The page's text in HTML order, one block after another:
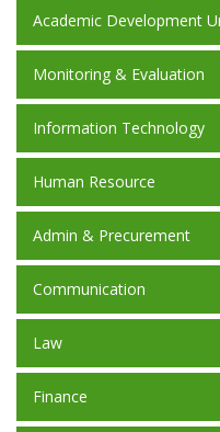
Academic Development
Monitoring & Evaluation
Information Technology
Human Resource
Admin & Precurement
Communication
Law
Finance